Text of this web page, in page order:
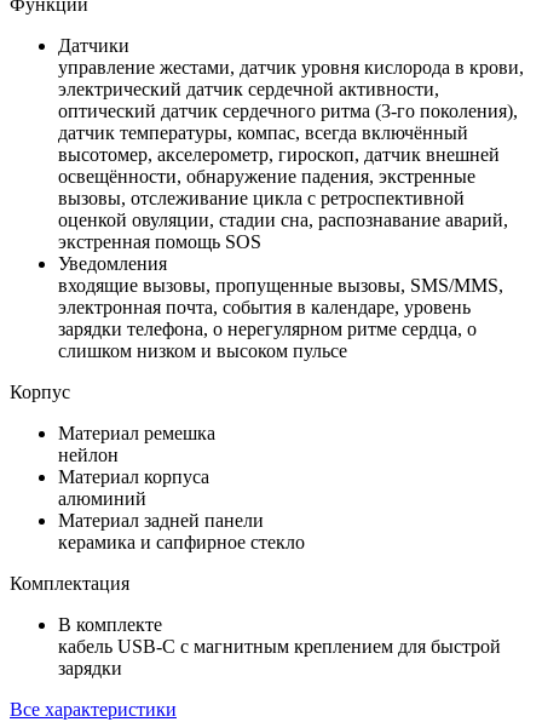
Функции
Датчики
управление жестами, датчик уровня кислорода в крови,
электрический датчик сердечной активности,
оптический датчик сердечного ритма (3-го поколения),
датчик температуры, компас, всегда включённый
высотомер, акселерометр, гироскоп, датчик внешней
освещённости, обнаружение падения, экстренные
вызовы, отслеживание цикла с ретроспективной
оценкой овуляции, стадии сна, распознавание аварий,
экстренная помощь SOS
Уведомления
входящие вызовы, пропущенные вызовы, SMS/MMS,
электронная почта, события в календаре, уровень
зарядки телефона, о нерегулярном ритме сердца, о
слишком низком и высоком пульсе
Корпус
Материал ремешка
нейлон
Материал корпуса
алюминий
Материал задней панели
керамика и сапфирное стекло
Комплектация
В комплекте
кабель USB‑C с магнитным креплением для быстрой
зарядки
Все характеристики